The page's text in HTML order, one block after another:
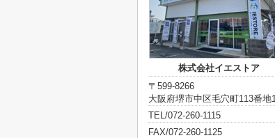
株式会社イエストア
〒599-8266
大阪府堺市中区毛穴町113番地1
TEL/072-260-1115
FAX/072-260-1125